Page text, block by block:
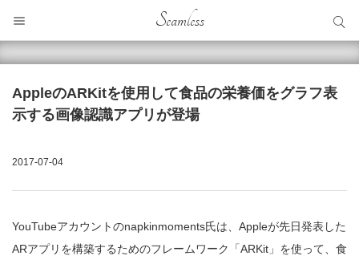
Seamless
AppleのARKitを使用して食品の栄養価をグラフ表
示する画像認識アプリが登場
2017-07-04
YouTubeアカウントのnapkinmoments氏は、Appleが先日発表した
ARアプリを構築するためのフレームワーク「ARKit」を使って、食
サイト内検索